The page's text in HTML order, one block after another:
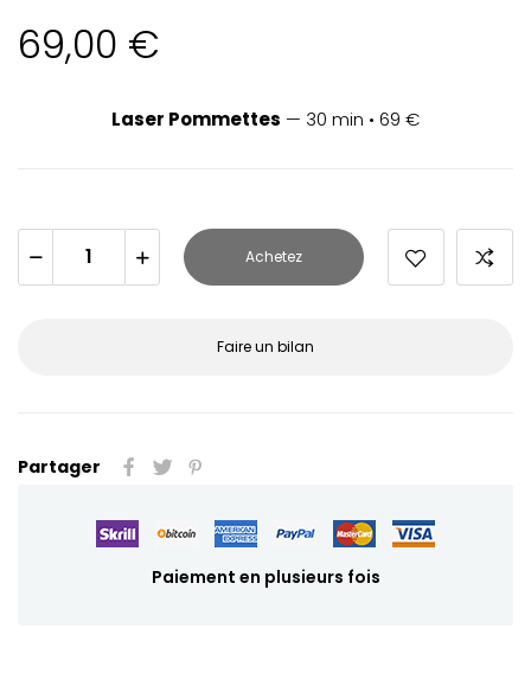
69,00 €
Laser Pommettes — 30 min • 69 €
Achetez
Faire un bilan
Partager
Paiement en plusieurs fois